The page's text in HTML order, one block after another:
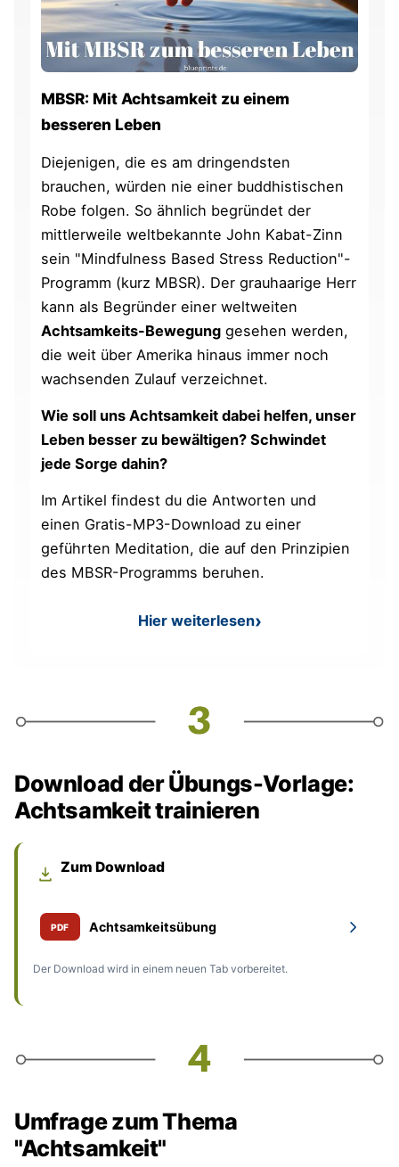
MBSR: Mit Achtsamkeit zu einem
besseren Leben
Diejenigen, die es am dringendsten
brauchen, würden nie einer buddhistischen
Robe folgen. So ähnlich begründet der
mittlerweile weltbekannte John Kabat-Zinn
sein "Mindfulness Based Stress Reduction"-
Programm (kurz MBSR). Der grauhaarige Herr
kann als Begründer einer weltweiten
Achtsamkeits-Bewegung gesehen werden,
die weit über Amerika hinaus immer noch
wachsenden Zulauf verzeichnet.
Wie soll uns Achtsamkeit dabei helfen, unser
Leben besser zu bewältigen? Schwindet
jede Sorge dahin?
Im Artikel findest du die Antworten und
einen Gratis-MP3-Download zu einer
geführten Meditation, die auf den Prinzipien
des MBSR-Programms beruhen.
Hier weiterlesen: MBSR: Mit Achtsamkeit
Download der Übungs-Vorlage:
Achtsamkeit trainieren
Zum Download
PDF Achtsamkeitsübung
Der Download wird in einem neuen Tab vorbereitet.
Umfrage zum Thema
"Achtsamkeit"